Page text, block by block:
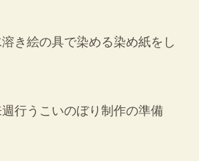
き絵の具で染める染め紙をし
行うこいのぼり制作の準備